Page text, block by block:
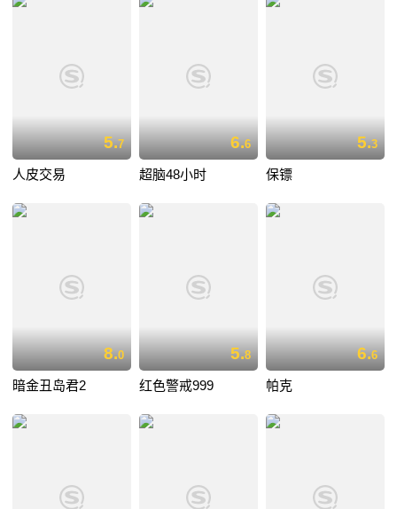
5.7
人皮交易
6.6
超脑48小时
5.3
保镖
8.0
暗金丑岛君2
5.8
红色警戒999
6.6
帕克